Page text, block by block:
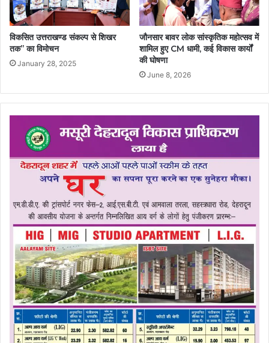
विकसित उत्तराखण्ड संकल्प से शिखर
तक’’ का विमोचन
January 28, 2025
जौनसार बावर लोक सांस्कृतिक महोत्सव में
शामिल हुए CM धामी, कई विकास कार्यों
की घोषणा
June 8, 2026